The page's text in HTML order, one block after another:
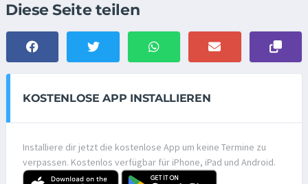
Diese Seite teilen
KOSTENLOSE APP INSTALLIEREN
Installiere dir jetzt die kostenlose App um keine Termine zu
verpassen. Kostenlos verfügbar für iPhone, iPad und Android.